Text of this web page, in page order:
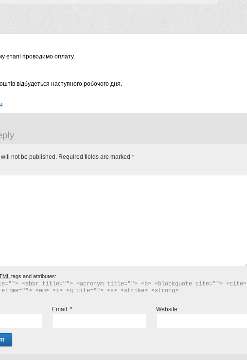
етапі проводимо оплату.
відбудеться наступного робочого дня.
not be published. Required fields are marked *
tags and attributes:
<abbr title=""> <acronym title=""> <b> <blockquote cite=""> <cite>
<em> <i> <q cite=""> <s> <strike> <strong>
Email:* Website: